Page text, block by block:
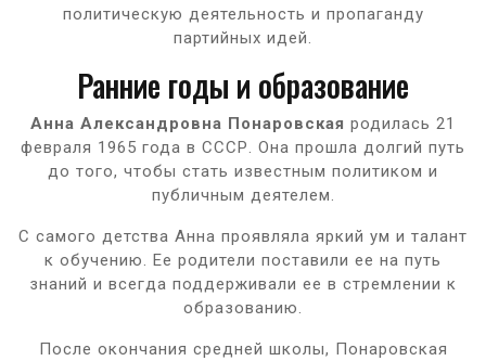
политическую деятельность и пропаганду
партийных идей.
Ранние годы и образование
Анна Александровна Понаровская родилась 21
февраля 1965 года в СССР. Она прошла долгий путь
до того, чтобы стать известным политиком и
публичным деятелем.
С самого детства Анна проявляла яркий ум и талант
к обучению. Ее родители поставили ее на путь
знаний и всегда поддерживали ее в стремлении к
образованию.
После окончания средней школы, Понаровская